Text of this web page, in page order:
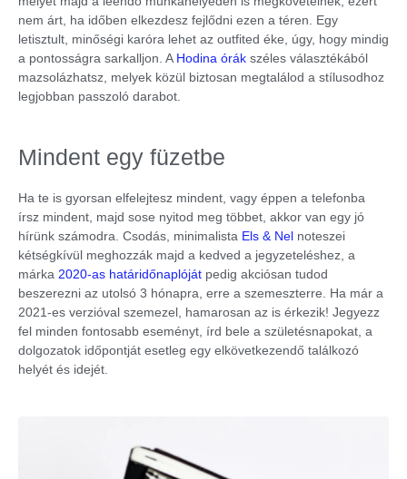
nem árt, ha időben elkezdesz fejlődni ezen a téren. Egy
letisztult, minőségi karóra lehet az outfited éke, úgy, hogy mindig
a pontosságra sarkalljon. AHodina órák széles választékából
mazsolázhatsz, melyek közül biztosan megtalálod a stílusodhoz
legjobban passzoló darabot.
Mindent egy füzetbe
Ha te is gyorsan elfelejtesz mindent, vagy éppen a telefonba
írsz mindent, majd sose nyitod meg többet, akkor van egy jó
hírünk számodra. Csodás, minimalista Els & Nel noteszei
kétségkívül meghozzák majd a kedved a jegyzeteléshez, a
márka 2020-as határidőnaplóját pedig akciósan tudod
beszerezni az utolsó 3 hónapra, erre a szemeszterre. Ha már a
2021-es verzióval szemezel, hamarosan az is érkezik! Jegyezz
fel minden fontosabb eseményt, írd bele a születésnapokat, a
dolgozatok időpontját esetleg egy elkövetkezendő találkozó
helyét és idejét.